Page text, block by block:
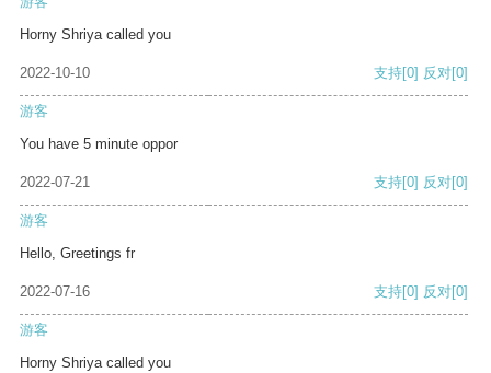
Horny Shriya called you
2022-10-10 支持[0] 反对[0]
游客
You have 5 minute oppor
2022-07-21 支持[0] 反对[0]
游客
Hello, Greetings fr
2022-07-16 支持[0] 反对[0]
游客
Horny Shriya called you